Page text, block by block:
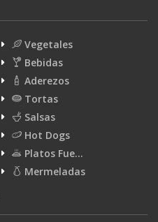
Vegetales
Bebidas
Aderezos
Tortas
Salsas
Hot Dogs
Platos Fue…
Mermeladas